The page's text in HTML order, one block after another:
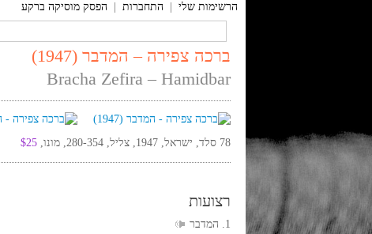
הרשימות שלי התחברות הפסק מוסיקה ברקע
ברכה צפירה – המדבר (1947)
Bracha Zefira – Hamidbar
78 סלד, ישראל, 1947, צליל, 280-354, מונו, $25
רצועות
1. המדבר